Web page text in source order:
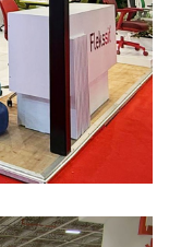
Devam et